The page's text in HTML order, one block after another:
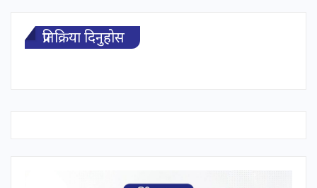
प्रतिक्रिया दिनुहोस